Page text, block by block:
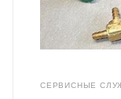
СЕРВИСНЫЕ